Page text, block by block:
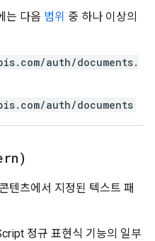
는 다음 범위 중 하나 이상의
auth/documents.
auth/documents
텐츠에서 지정된 텍스트 패
정규 표현식 기능의 일부